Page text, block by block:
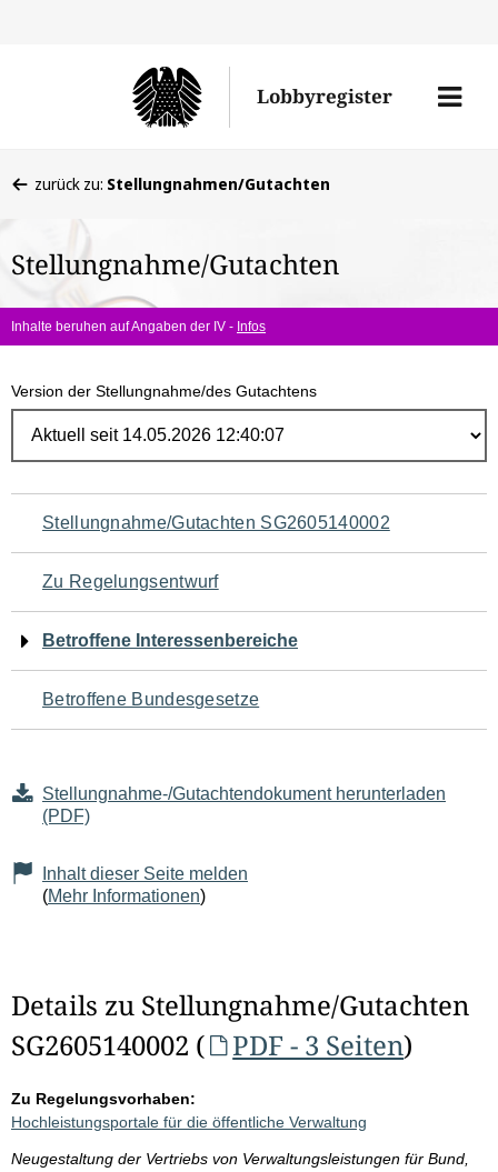
Lobbyregister
Menü
befinden
hier:
zurück zu: Stellungnahmen/Gutachten
Stellungnahme/Gutachten
Inhalte beruhen auf Angaben der IV - Infos
Version der Stellungnahme/des Gutachtens
Navigation
für
den
Seiteninhalt
Stellungnahme/Gutachten SG2605140002
Zu Regelungsentwurf
Betroffene Interessenbereiche
Betroffene Bundesgesetze
Stellungnahme-/Gutachtendokument herunterladen
(PDF)
Inhalt dieser Seite melden
(Mehr Informationen)
Details zu Stellungnahme/Gutachten
SG2605140002 (
PDF - 3 Seiten)
Zu Regelungsvorhaben:
Hochleistungsportale für die öffentliche Verwaltung
Neugestaltung der Vertriebs von Verwaltungsleistungen für Bund,